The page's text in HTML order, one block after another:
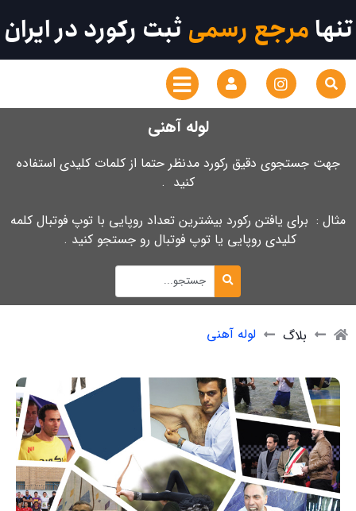
تنهامرجع رسمیثبت رکورد در ایران
لوله آهنی
جهت جستجوی دقیق رکورد مدنظر حتما از کلمات کلیدی استفاده
کنید .
مثال : برای یافتن رکورد بیشترین تعداد روپایی با توپ فوتبال کلمه
کلیدی روپایی یا توپ فوتبال رو جستجو کنید .
بلاگ لوله آهنی